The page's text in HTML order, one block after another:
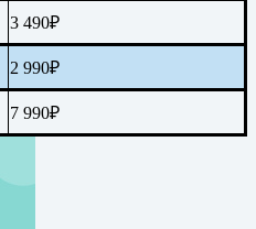
3 490₽
2 990₽
7 990₽